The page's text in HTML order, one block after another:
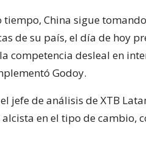
tiempo, China sigue
de su país, el día de hoy
competencia desleal en
Godoy.
jefe de análisis de XTB
en el tipo de cambio,